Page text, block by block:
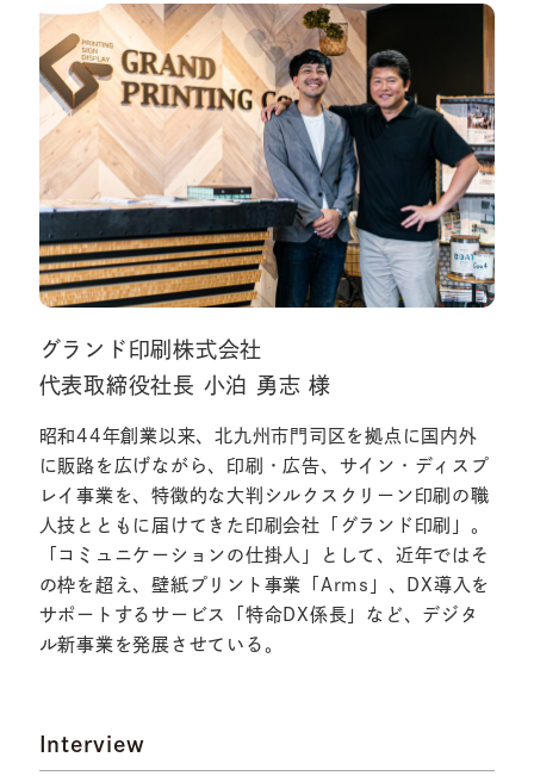
グランド印刷株式会社
代表取締役社長 小泊 勇志 様
昭和44年創業以来、北九州市門司区を拠点に国内外
に販路を広げながら、印刷・広告、サイン・ディスプ
レイ事業を、特徴的な大判シルクスクリーン印刷の職
人技とともに届けてきた印刷会社「グランド印刷」。
「コミュニケーションの仕掛人」として、近年ではそ
の枠を超え、壁紙プリント事業「Arms」、DX導入を
サポートするサービス「特命DX係長」など、デジタ
ル新事業を発展させている。
Interview